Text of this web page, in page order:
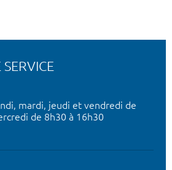
mardi, jeudi et vendredi de
de 8h30 à 16h30